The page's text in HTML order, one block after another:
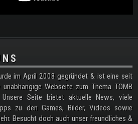
im April 2008 gegründet & ist eine seit
Webseite zum Thema TOMB
Unsere Seite bietet aktuelle News, viele
zu den Games, Bilder, Videos sowie
Besucht doch auch unser freundliches &